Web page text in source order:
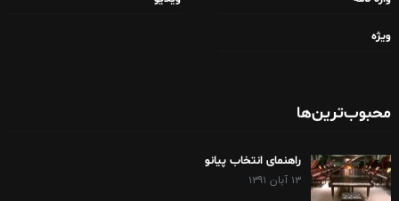
ویژه
محبوب‌ترین‌ها
راهنمای انتخاب پیانو
۱۳ آبان ۱۳۹۱